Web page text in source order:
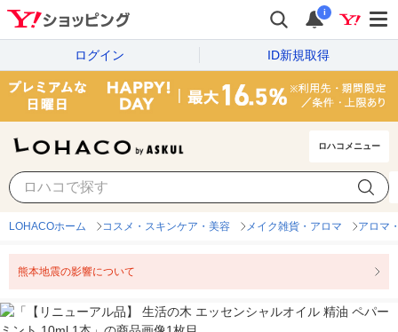
i
ログイン ID新規取得
ロハコメニュー
LOHACOホーム コスメ・スキンケア・美容 メイク雑貨・アロマ アロマ
熊本地震の影響について